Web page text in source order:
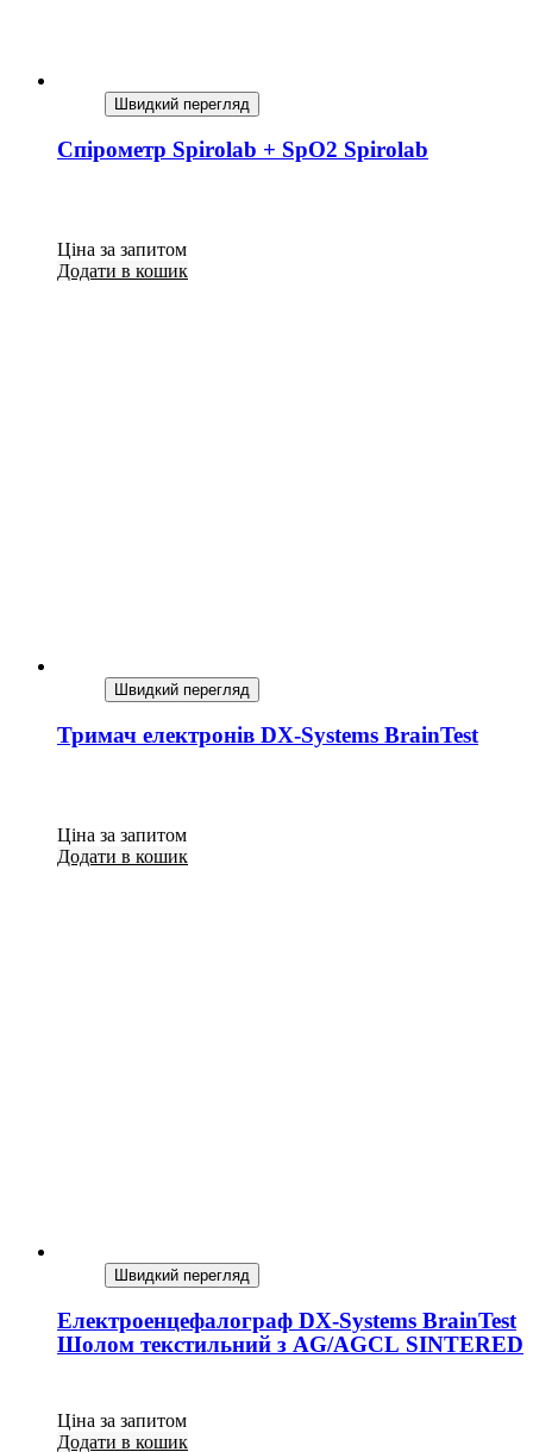
Швидкий перегляд
Спірометр Spirolab + SpO2 Spirolab
Ціна за запитом
Додати в кошик
Швидкий перегляд
Тримач електронів DX-Systems BrainTest
Ціна за запитом
Додати в кошик
Швидкий перегляд
Електроенцефалограф DX-Systems BrainTest
Шолом текстильний з AG/AGCL SINTERED
Ціна за запитом
Додати в кошик